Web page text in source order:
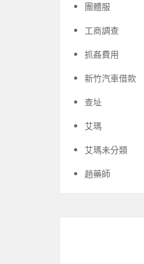
團體服
工商調查
抓姦費用
新竹汽車借款
查址
艾瑪
艾瑪未分類
趙藥師